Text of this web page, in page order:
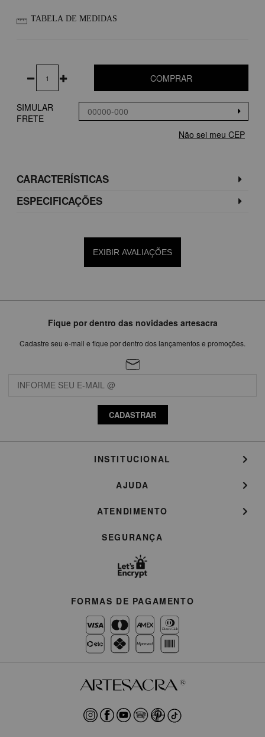
TABELA DE MEDIDAS
COMPRAR
SIMULAR
FRETE
Não sei meu CEP
CARACTERÍSTICAS
ESPECIFICAÇÕES
EXIBIR AVALIAÇÕES
Fique por dentro das novidades artesacra
Cadastre seu e-mail e fique por dentro dos lançamentos e promoções.
CADASTRAR
INSTITUCIONAL
AJUDA
ATENDIMENTO
SEGURANÇA
FORMAS DE PAGAMENTO